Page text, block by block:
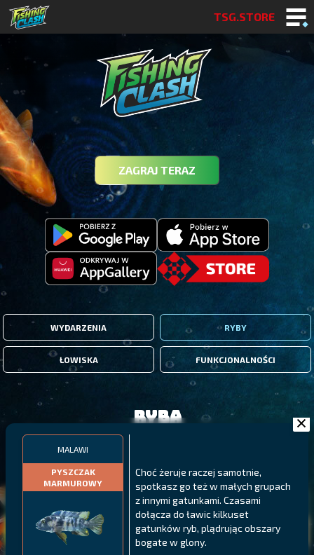
TSG.STORE
ZAGRAJ TERAZ
WYDARZENIA RYBY
ŁOWISKA FUNKCJONALNOŚCI
MALAWI
PYSZCZAK
MARMUROWY
Choć żeruje raczej samotnie,
spotkasz go też w małych grupach
z innymi gatunkami. Czasami
dołącza do ławic kilkuset
gatunków ryb, plądrując obszary
bogate w glony.
Ryba
PYSZCZAK ZACHODNI
PÓŁNOCNE FIORDY
LING
WYSPY GALAPAGOS
BODIAN
MEKSYKAŃSKI